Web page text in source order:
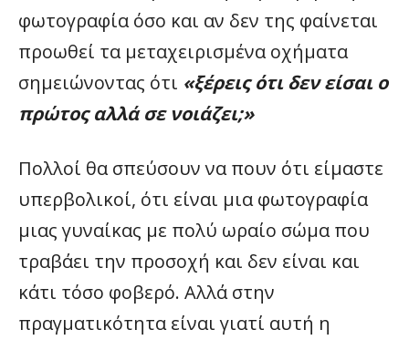
φωτογραφία όσο και αν δεν της φαίνεται
προωθεί τα μεταχειρισμένα οχήματα
σημειώνοντας ότι «ξέρεις ότι δεν είσαι ο
πρώτος αλλά σε νοιάζει;»
Πολλοί θα σπεύσουν να πουν ότι είμαστε
υπερβολικοί, ότι είναι μια φωτογραφία
μιας γυναίκας με πολύ ωραίο σώμα που
τραβάει την προσοχή και δεν είναι και
κάτι τόσο φοβερό. Αλλά στην
πραγματικότητα είναι γιατί αυτή η